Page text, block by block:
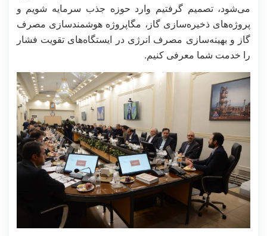
می‌شود، تصمیم گرفتیم وارد حوزه جذب سرمایه‌ شویم و
پروژه‌های ذخیره‌سازی گاز، مگاپروژه هوشمندسازی مصرف
گاز و بهینه‌سازی مصرف انرژی در ایستگاه‌های تقویت فشار
را خدمت شما معرفی کنیم.